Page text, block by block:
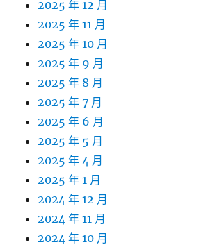
2025 年 12 月
2025 年 11 月
2025 年 10 月
2025 年 9 月
2025 年 8 月
2025 年 7 月
2025 年 6 月
2025 年 5 月
2025 年 4 月
2025 年 1 月
2024 年 12 月
2024 年 11 月
2024 年 10 月